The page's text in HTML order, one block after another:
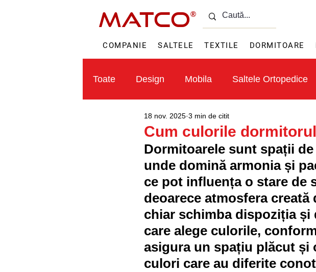
MATCO®
COMPANIE SALTELE TEXTILE DORMITOARE
Toate Design Mobila Saltele Ortopedice
Cum culorile
18 nov. 2025 3 min de citit
Dormitoarele sunt spații
unde domină armonia și
ce pot influența o stare de
deoarece atmosfera
chiar schimba dispoziția și
care alege culorile,
asigura un spațiu plăcut și
culori care au diferite